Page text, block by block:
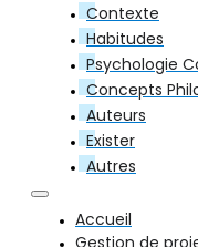
Contexte
Habitudes
Psychologie
Concepts
Auteurs
Exister
Autres
Accueil
Gestion de